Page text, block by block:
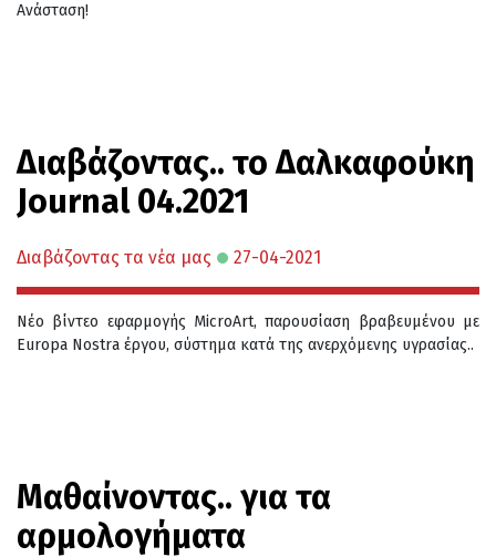
Ανάσταση!
Διαβάζοντας.. το Δαλκαφούκη
Journal 04.2021
Διαβάζοντας τα νέα μας 27-04-2021
Νέο βίντεο εφαρμογής MicroArt, παρουσίαση βραβευμένου με
Europa Nostra έργου, σύστημα κατά της ανερχόμενης υγρασίας..
Μαθαίνοντας.. για τα
αρμολογήματα